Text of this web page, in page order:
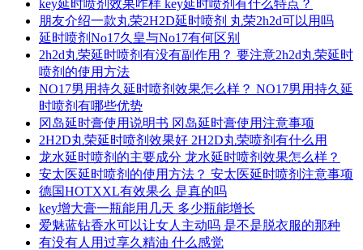
key延时喷剂效果咋样 key延时喷剂有什么特点？
朋友介绍一款丸荣2H2D延时喷剂 丸荣2h2d可以用吗
延时喷剂No17久皇与No17有何区别
2h2d丸荣延时喷剂有没有副作用？ 要注意2h2d丸荣延时
喷剂的使用方法
NO17男用持久延时喷剂效果怎么样？ NO17男用持久延
时喷剂有哪些优势
冈岛延时膏使用说明书 冈岛延时膏使用注意事项
2H2D丸荣延时喷剂效果好 2H2D丸荣喷剂有什么用
龙水延时喷剂的主要成分 龙水延时喷剂效果怎么样？
安太医延时喷剂的使用方法？ 安太医延时喷剂注意事项
德国HOTXXL有效果么 是真的吗
key增大膏一瓶能用几天 多少瓶能增长
爱魅蓝钻香水可以让女人主动吗 是不是脱衣服的那种
有没有人用过享久精油 什么感觉